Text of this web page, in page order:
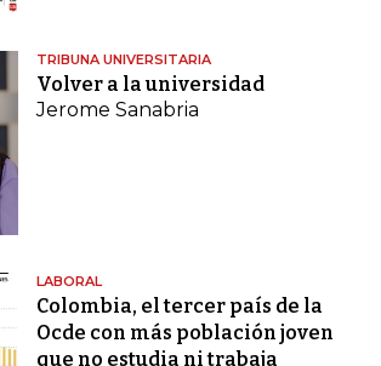
TRIBUNA UNIVERSITARIA
Volver a la universidad
Jerome Sanabria
LABORAL
Colombia, el tercer país de la
Ocde con más población joven
que no estudia ni trabaja